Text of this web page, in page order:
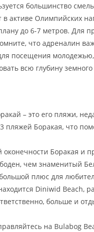
большинство
Олимпийских
до 6-7 метров. Для
что адреналин
посещения
всю глубину земного
– это его пляжи,
Боракая, что
Боракая и
чем знаменитый
плюс для
Diniwid Beach,
больше и
на Bulabog